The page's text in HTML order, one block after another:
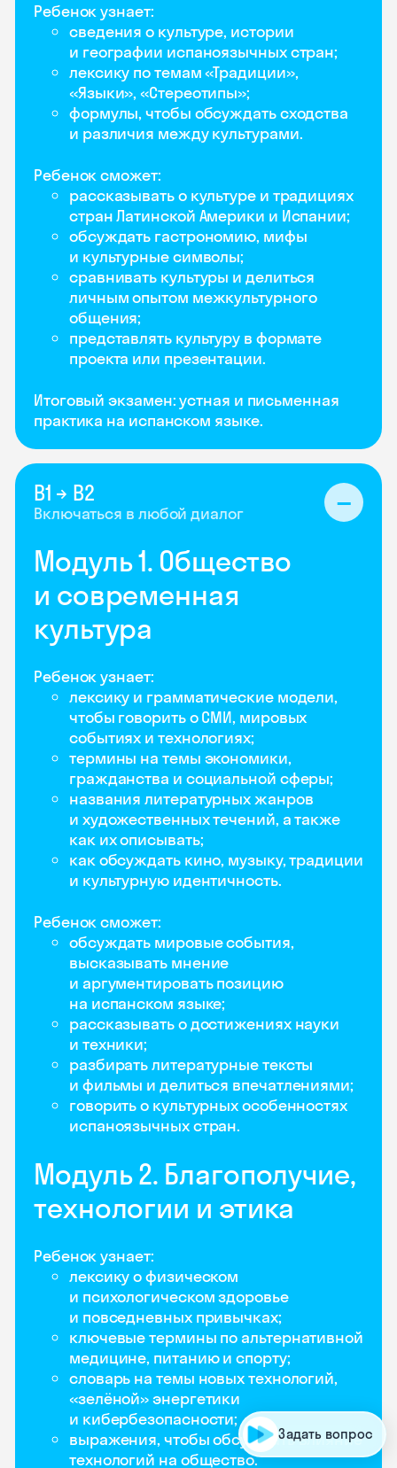
Ребенок узнает:
сведения о культуре, истории
и географии испаноязычных стран;
лексику по темам «Традиции»,
«Языки», «Стереотипы»;
формулы, чтобы обсуждать сходства
и различия между культурами.
Ребенок сможет:
рассказывать о культуре и традициях
стран Латинской Америки и Испании;
обсуждать гастрономию, мифы
и культурные символы;
сравнивать культуры и делиться
личным опытом межкультурного
общения;
представлять культуру в формате
проекта или презентации.
Итоговый экзамен: устная и письменная
практика на испанском языке.
B1 → B2
Включаться в любой диалог
Модуль 1. Общество
и современная
культура
Ребенок узнает:
лексику и грамматические модели,
чтобы говорить о СМИ, мировых
событиях и технологиях;
термины на темы экономики,
гражданства и социальной сферы;
названия литературных жанров
и художественных течений, а также
как их описывать;
как обсуждать кино, музыку, традиции
и культурную идентичность.
Ребенок сможет:
обсуждать мировые события,
высказывать мнение
и аргументировать позицию
на испанском языке;
рассказывать о достижениях науки
и техники;
разбирать литературные тексты
и фильмы и делиться впечатлениями;
говорить о культурных особенностях
испаноязычных стран.
Модуль 2. Благополучие,
технологии и этика
Ребенок узнает:
лексику о физическом
и психологическом здоровье
и повседневных привычках;
ключевые термины по альтернативной
медицине, питанию и спорту;
словарь на темы новых технологий,
«зелёной» энергетики
и кибербезопасности;
выражения, чтобы обсуждать влияние
технологий на общество.
Задать вопрос